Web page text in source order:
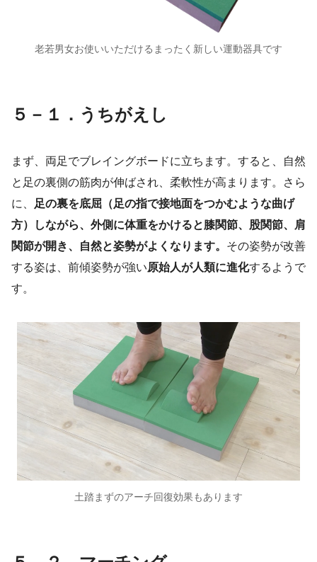
老若男女お使いいただけるまったく新しい運動器具です
５－１．うちがえし
まず、両足でブレイングボードに立ちます。すると、自然
と足の裏側の筋肉が伸ばされ、柔軟性が高まります。さら
に、
足の裏を底屈（足の指で接地面をつかむような曲げ
方）しながら、外側に体重をかけると膝関節、股関節、肩
関節が開き、自然と姿勢がよくなります。 その姿勢が改善
する姿は、前傾姿勢が強い原始人が人類に進化するようで
す。
土踏まずのアーチ回復効果もあります